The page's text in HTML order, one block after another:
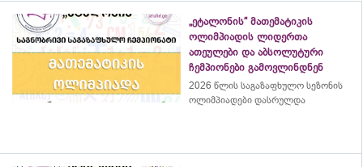
„ეტალონის“ მათემატიკის
ოლიმპიადის ლიდერთა
ათეულები და აბსოლუტური
ჩემპიონები გამოვლინდნენ
2026 წლის საგაზაფხულო სეზონის
ოლიმპიადები დასრულდა